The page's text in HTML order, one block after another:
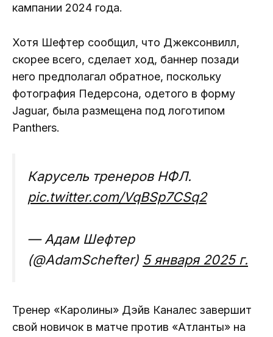
кампании 2024 года.
Хотя Шефтер сообщил, что Джексонвилл,
скорее всего, сделает ход, баннер позади
него предполагал обратное, поскольку
фотография Педерсона, одетого в форму
Jaguar, была размещена под логотипом
Panthers.
Карусель тренеров НФЛ.
pic.twitter.com/VqBSp7CSq2
— Адам Шефтер
(@AdamSchefter) 5 января 2025 г.
Тренер «Каролины» Дэйв Каналес завершит
свой новичок в матче против «Атланты» на